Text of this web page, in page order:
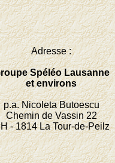
Adresse :
Spéléo Lausanne
et environs
p.a. Nicoleta Butoescu
Chemin de Vassin 22
- 1814 La Tour-de-Peilz